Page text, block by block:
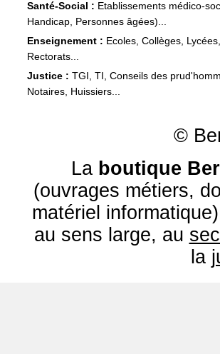
Santé-Social : Etablissements médico-
Handicap, Personnes âgées)...
Enseignement : Ecoles, Collèges,
Rectorats...
Justice : TGI, TI, Conseils des
Notaires, Huissiers...
©
La boutique
(ouvrages métiers,
matériel
au sens large, au
la